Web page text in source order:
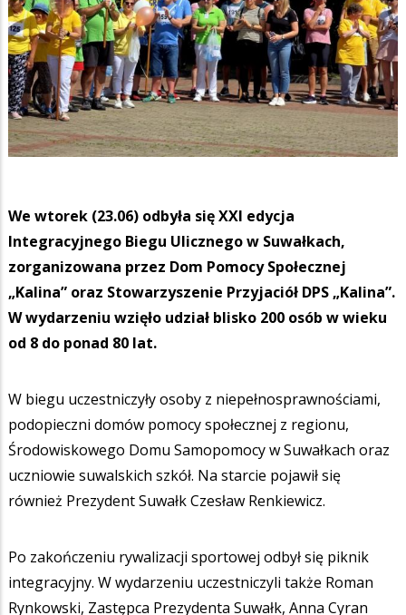
We wtorek (23.06) odbyła się XXI edycja
Integracyjnego Biegu Ulicznego w Suwałkach,
zorganizowana przez Dom Pomocy Społecznej
„Kalina” oraz Stowarzyszenie Przyjaciół DPS „Kalina”.
W wydarzeniu wzięło udział blisko 200 osób w wieku
od 8 do ponad 80 lat.
W biegu uczestniczyły osoby z niepełnosprawnościami,
podopieczni domów pomocy społecznej z regionu,
Środowiskowego Domu Samopomocy w Suwałkach oraz
uczniowie suwalskich szkół. Na starcie pojawił się
również Prezydent Suwałk Czesław Renkiewicz.
Po zakończeniu rywalizacji sportowej odbył się piknik
integracyjny. W wydarzeniu uczestniczyli także Roman
Rynkowski, Zastępca Prezydenta Suwałk, Anna Cyran